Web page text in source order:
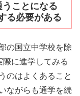
ことになる
る必要がある
の国立中学校を除
に進学してみる
のはよくあること
ながらも通学を続